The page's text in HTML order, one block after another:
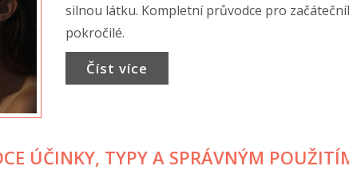
silnou látku. Kompletní průvodce pro
pokročilé.
Číst více
ÚČINKY, TYPY A SPRÁVNÝM